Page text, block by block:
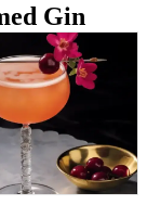
Gin